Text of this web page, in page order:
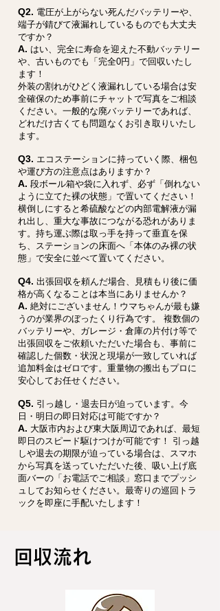
Q2. 電圧が上がらない死んだバッテリーや、
端子が錆びて液漏れしているものでも大丈夫
ですか？
A. はい、完全に寿命を迎えた不動バッテリー
や、古いものでも「完全0円」で回収いたし
ます！
外装の割れがひどく液漏れしている場合は安
全確保のため事前にチャットで写真をご相談
ください。一般的な廃バッテリーであれば、
どれだけ古くても問題なくお引き取りいたし
ます。
Q3. エコステーションに持っていく際、梱包
や運び方の注意点はありますか？
A. 段ボール箱や袋に入れず、必ず「倒れない
ように立てた裸の状態」で置いてください！
横倒しにすると希硫酸などの内部電解液が漏
れ出し、重大な事故につながる恐れがありま
す。持ち運ぶ際は取っ手を持って垂直を保
ち、ステーションの床面へ「本体のみ裸の状
態」で安全に並べて置いてください。
Q4. 出張回収を頼んだ場合、見積もり後に価
格が高くなることは本当にありませんか？
A. 絶対にございません！ウマちゃんが最も嫌
うのが業界のぼったくり行為です。 複数個の
バッテリーや、ガレージ・倉庫の片付け等で
出張回収をご依頼いただいた場合も、事前に
確認した個数・状況と現場が一致していれば
追加料金はゼロです。重量物の搬出もプロに
安心してお任せください。
Q5. 引っ越し・退去日が迫っています。今
日・明日の即日対応は可能ですか？
A. 大阪市内および東大阪周辺であれば、最短
即日のスピード駆けつけが可能です！ 引っ越
しや退去の期限が迫っている場合は、スマホ
から写真を送っていただいた後、吸い上げ底
面バーの「お電話でご相談」窓口までプッシ
ュしてお知らせください。最寄りの巡回トラ
ックを即座に手配いたします！
回収流れ